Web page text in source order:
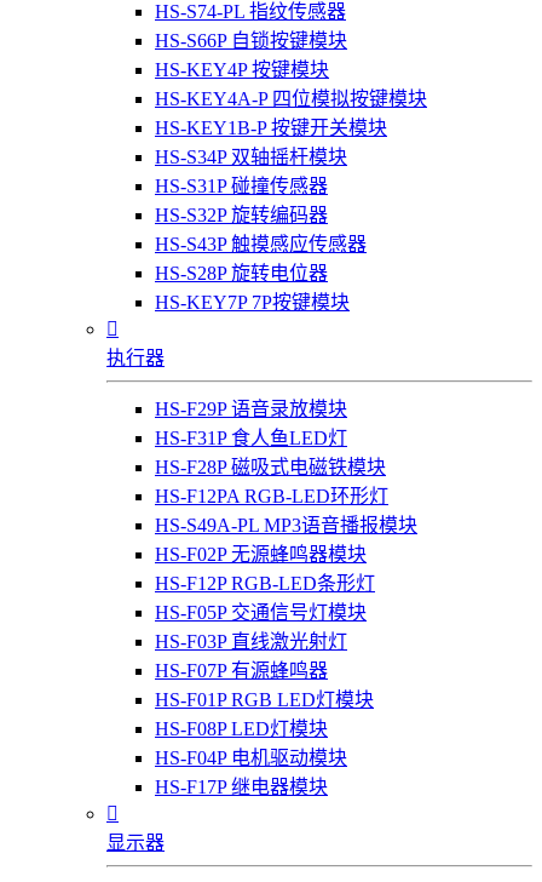
HS-S74-PL 指纹传感器
HS-S66P 自锁按键模块
HS-KEY4P 按键模块
HS-KEY4A-P 四位模拟按键模块
HS-KEY1B-P 按键开关模块
HS-S34P 双轴摇杆模块
HS-S31P 碰撞传感器
HS-S32P 旋转编码器
HS-S43P 触摸感应传感器
HS-S28P 旋转电位器
HS-KEY7P 7P按键模块

执行器
HS-F29P 语音录放模块
HS-F31P 食人鱼LED灯
HS-F28P 磁吸式电磁铁模块
HS-F12PA RGB-LED环形灯
HS-S49A-PL MP3语音播报模块
HS-F02P 无源蜂鸣器模块
HS-F12P RGB-LED条形灯
HS-F05P 交通信号灯模块
HS-F03P 直线激光射灯
HS-F07P 有源蜂鸣器
HS-F01P RGB LED灯模块
HS-F08P LED灯模块
HS-F04P 电机驱动模块
HS-F17P 继电器模块

显示器